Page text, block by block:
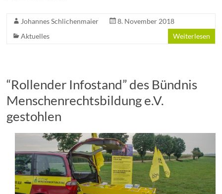
Johannes Schlichenmaier
8. November 2018
Aktuelles
Weiterlesen
“Rollender Infostand” des Bündnis
Menschenrechtsbildung e.V.
gestohlen